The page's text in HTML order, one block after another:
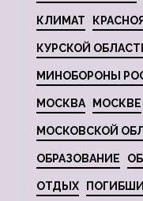
КЛИМАТ
КУРСКОЙ
МИНОБОРОНЫ
МОСКВА МОСКВЕ
МОСКОВСКОЙ
ОБРАЗОВАНИЕ
ОТДЫХ